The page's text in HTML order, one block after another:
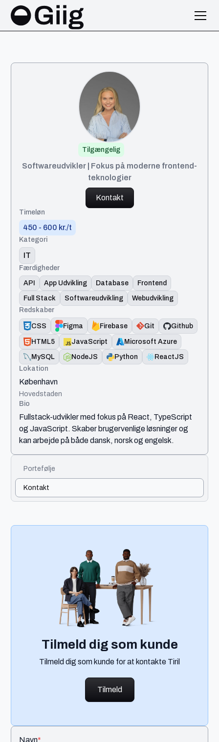
Tilgængelig
Tiril
Softwareudvikler | Fokus på moderne frontend-
teknologier
Kontakt
Timeløn
450 - 600 kr./t
Kategori
IT
Færdigheder
API
App Udvikling Database
Frontend
Full Stack
Softwareudvikling
Webudvikling
Redskaber
CSS
Figma Firebase Git
Github
HTML5
JavaScript
Microsoft Azure
MySQL
NodeJS Python
ReactJS
Lokation
København
Hovedstaden
Bio
Fullstack-udvikler med fokus på React, TypeScript
og JavaScript. Skaber brugervenlige løsninger og
kan arbejde på både dansk, norsk og engelsk.
Portefølje
Kontakt
Tilmeld dig som kunde
Tilmeld dig som kunde for at kontakte Tiril
Tilmeld